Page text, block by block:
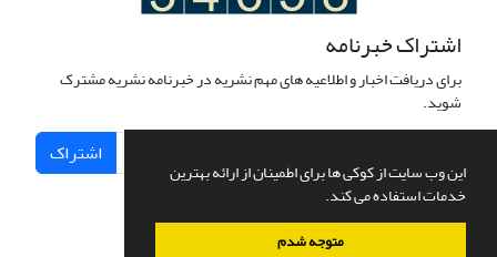
این وب سایت از کوکی ها برای اطمینان از ارائه بهترین
خدمات استفاده می کند.
متوجه شدم
اشتراک خبرنامه
برای دریافت اخبار و اطلاعیه های مهم نشریه در خبرنامه نشریه مشترک
شوید.
اشتراک